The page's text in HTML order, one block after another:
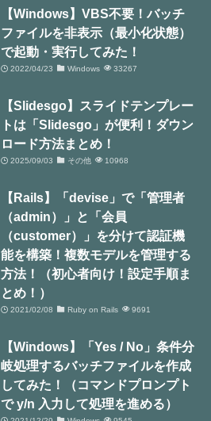
【Windows】VBS不要！バッチ
ファイルを非表示（最小化状態）
で起動・実行してみた！
2022/04/23 Windows 33267
【Slidesgo】スライドテンプレー
トは「Slidesgo」が便利！ダウン
ロード方法まとめ！
2025/09/03 その他 10968
【Rails】「devise」で「管理者
（admin）」と「会員
（customer）」を分けて認証機
能を構築！複数モデルを管理する
方法！（初心者向け！設定手順ま
とめ！）
2021/02/08 Ruby on Rails 9691
【Windows】「Yes / No」条件分
岐処理するバッチファイルを作成
してみた！（コマンドプロンプト
で y/n 入力して処理を進める）